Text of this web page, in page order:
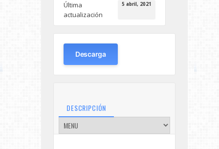
Última
actualización
5 abril, 2021
Descarga
DESCRIPCIÓN